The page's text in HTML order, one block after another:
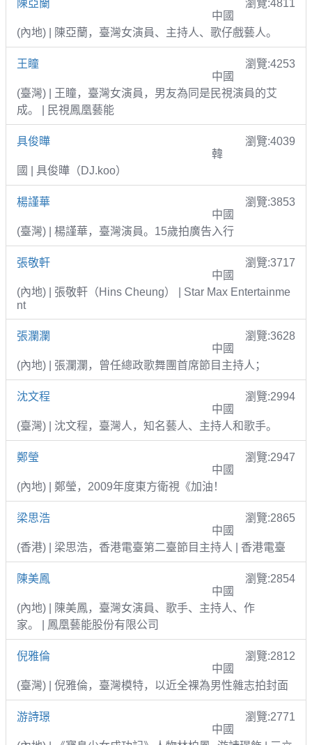
陳亞蘭
瀏覽:4811
中國
(內地) | 陳亞蘭，臺灣女演員、主持人、歌仔戲藝人。
王瞳
瀏覽:4253
中國
(臺灣) | 王瞳，臺灣女演員，男友為同是民視演員的艾
成。 | 民視鳳凰藝能
具俊曄
瀏覽:4039
韓
國 | 具俊曄（DJ.koo）
楊謹華
瀏覽:3853
中國
(臺灣) | 楊謹華，臺灣演員。15歲拍廣告入行
張敬軒
瀏覽:3717
中國
(內地) | 張敬軒（Hins Cheung） | Star Max Entertainme
nt
張瀾瀾
瀏覽:3628
中國
(內地) | 張瀾瀾，曾任總政歌舞團首席節目主持人；
沈文程
瀏覽:2994
中國
(臺灣) | 沈文程，臺灣人，知名藝人、主持人和歌手。
鄭瑩
瀏覽:2947
中國
(內地) | 鄭瑩，2009年度東方衛視《加油！
梁思浩
瀏覽:2865
中國
(香港) | 梁思浩，香港電臺第二臺節目主持人 | 香港電臺
陳美鳳
瀏覽:2854
中國
(內地) | 陳美鳳，臺灣女演員、歌手、主持人、作
家。 | 鳳凰藝能股份有限公司
倪雅倫
瀏覽:2812
中國
(臺灣) | 倪雅倫，臺灣模特，以近全裸為男性雜志拍封面
游詩璟
瀏覽:2771
中國